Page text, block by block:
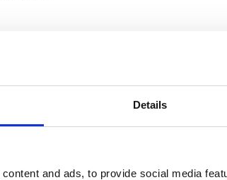
Details
and ads, to provide social media
höras flera kvarter bort levererar
ljudkvaliteten.
Recensioner